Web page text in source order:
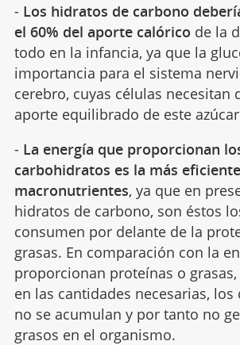
- Los hidratos de carbono
el 60% del aporte calórico de la
todo en la infancia, ya que la
importancia para el sistema
cerebro, cuyas células necesitan
aporte equilibrado de este
- La energía que proporcionan
carbohidratos es la más
macronutrientes, ya que en
hidratos de carbono, son éstos
consumen por delante de la
grasas. En comparación con la
proporcionan proteínas o
en las cantidades necesarias,
no se acumulan y por tanto no
grasos en el organismo.